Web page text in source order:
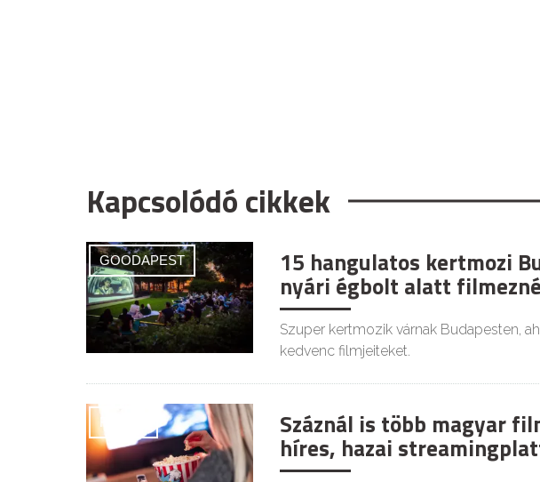
Kapcsolódó cikkek
GOODAPEST 15 hangulatos kertmozi
nyári égbolt alatt
Szuper kertmozik várnak Budapesten,
kedvenc filmjeiteket.
FILMEK Száznál is több magyar
híres, hazai